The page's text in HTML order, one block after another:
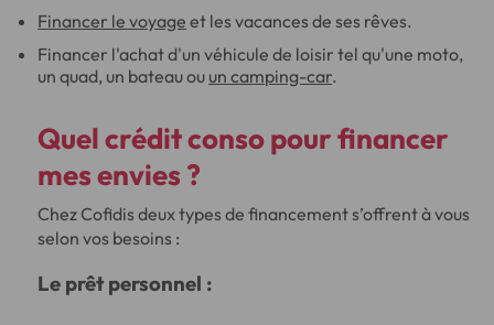
Financer le voyage et les vacances de ses rêves.
Financer l'achat d'un véhicule de loisir tel qu'une moto,
un quad, un bateau ou un camping-car.
Quel crédit conso pour financer
mes envies ?
Chez Cofidis deux types de financement s’offrent à vous
selon vos besoins :
Le prêt personnel :